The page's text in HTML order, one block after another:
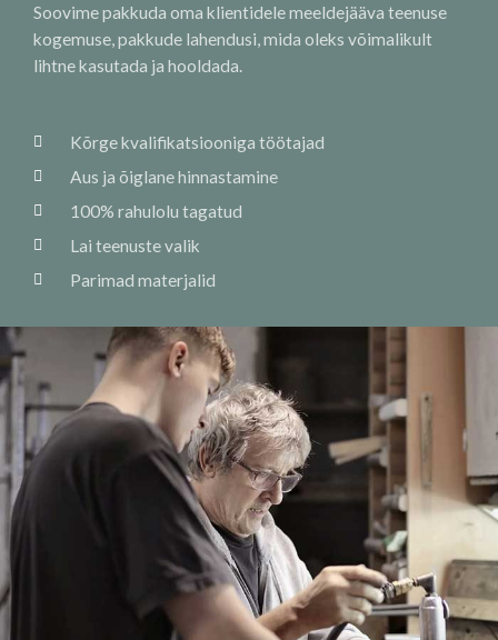
Soovime pakkuda oma klientidele meeldejääva teenuse
kogemuse, pakkude lahendusi, mida oleks võimalikult
lihtne kasutada ja hooldada.
Kõrge kvalifikatsiooniga töötajad
Aus ja õiglane hinnastamine
100% rahulolu tagatud
Lai teenuste valik
Parimad materjalid